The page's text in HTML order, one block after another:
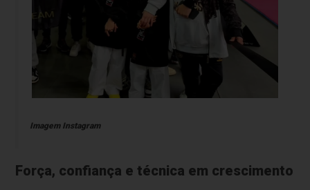
Imagem Instagram
Força, confiança e técnica em crescimento